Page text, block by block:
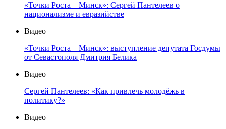
«Точки Роста – Минск»: Сергей Пантелеев о
национализме и евразийстве
Видео
«Точки Роста – Минск»: выступление депутата Госдумы
от Севастополя Дмитрия Белика
Видео
Сергей Пантелеев: «Как привлечь молодёжь в
политику?»
Видео